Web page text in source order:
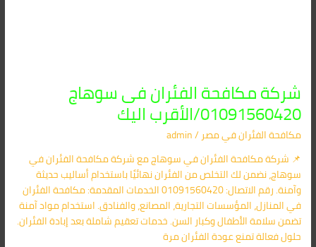
شركة مكافحة الفئران فى سوهاج
01091560420/الأقرب اليك
مكافحة الفئران​ في مصر/
admin
📌 شركة مكافحة الفئران في سوهاج مع شركة مكافحة الفئران في
سوهاج، نضمن لك التخلص من الفئران نهائيًا باستخدام أساليب حديثة
وآمنة. رقم الاتصال: 01091560420 الخدمات المقدمة: مكافحة الفئران
في المنازل، المؤسسات التجارية، المصانع، والفنادق. استخدام مواد آمنة
تضمن سلامة الأطفال وكبار السن. خدمات تعقيم شاملة بعد إبادة الفئران.
حلول فعالة تمنع عودة الفئران مرة